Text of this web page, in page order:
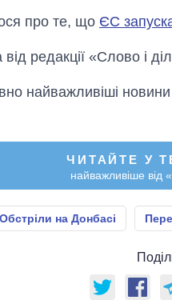
про те, що ЄС
від редакції «Слово і
найважливіші
ЧИТАЙТЕ У
найважливіше від
Обстріли на Донбасі